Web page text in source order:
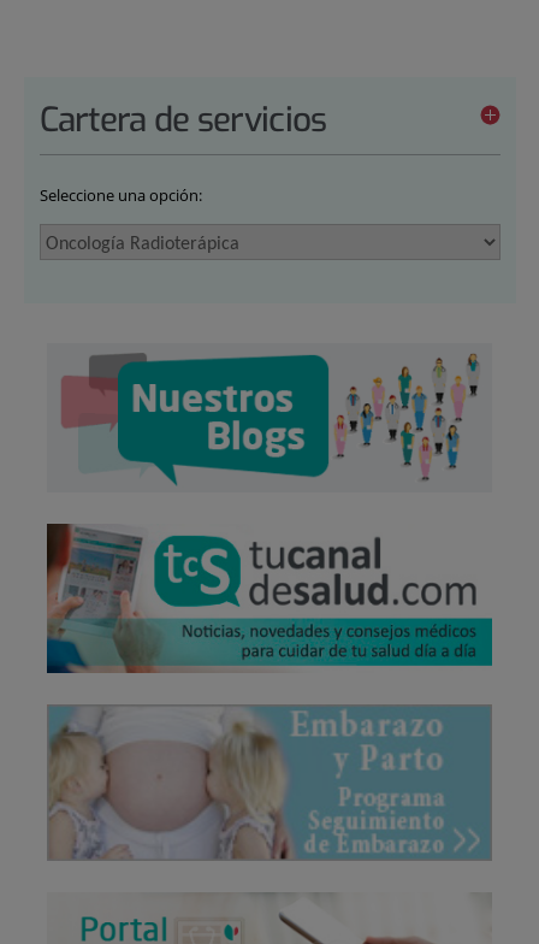
Cartera de servicios
Seleccione una opción: